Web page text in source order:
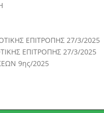
ΕΠΙΤΡΟΠΗΣ 27/3/2025
ΕΠΙΤΡΟΠΗΣ 27/3/2025
9ης/2025